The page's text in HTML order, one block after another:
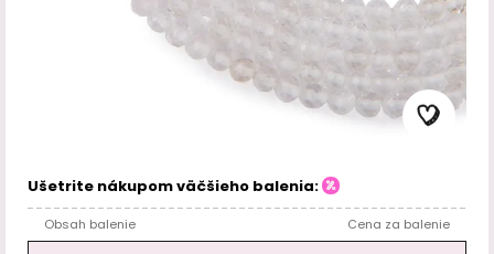
Ušetrite nákupom väčšieho balenia:
Obsah balenie Cena za balenie